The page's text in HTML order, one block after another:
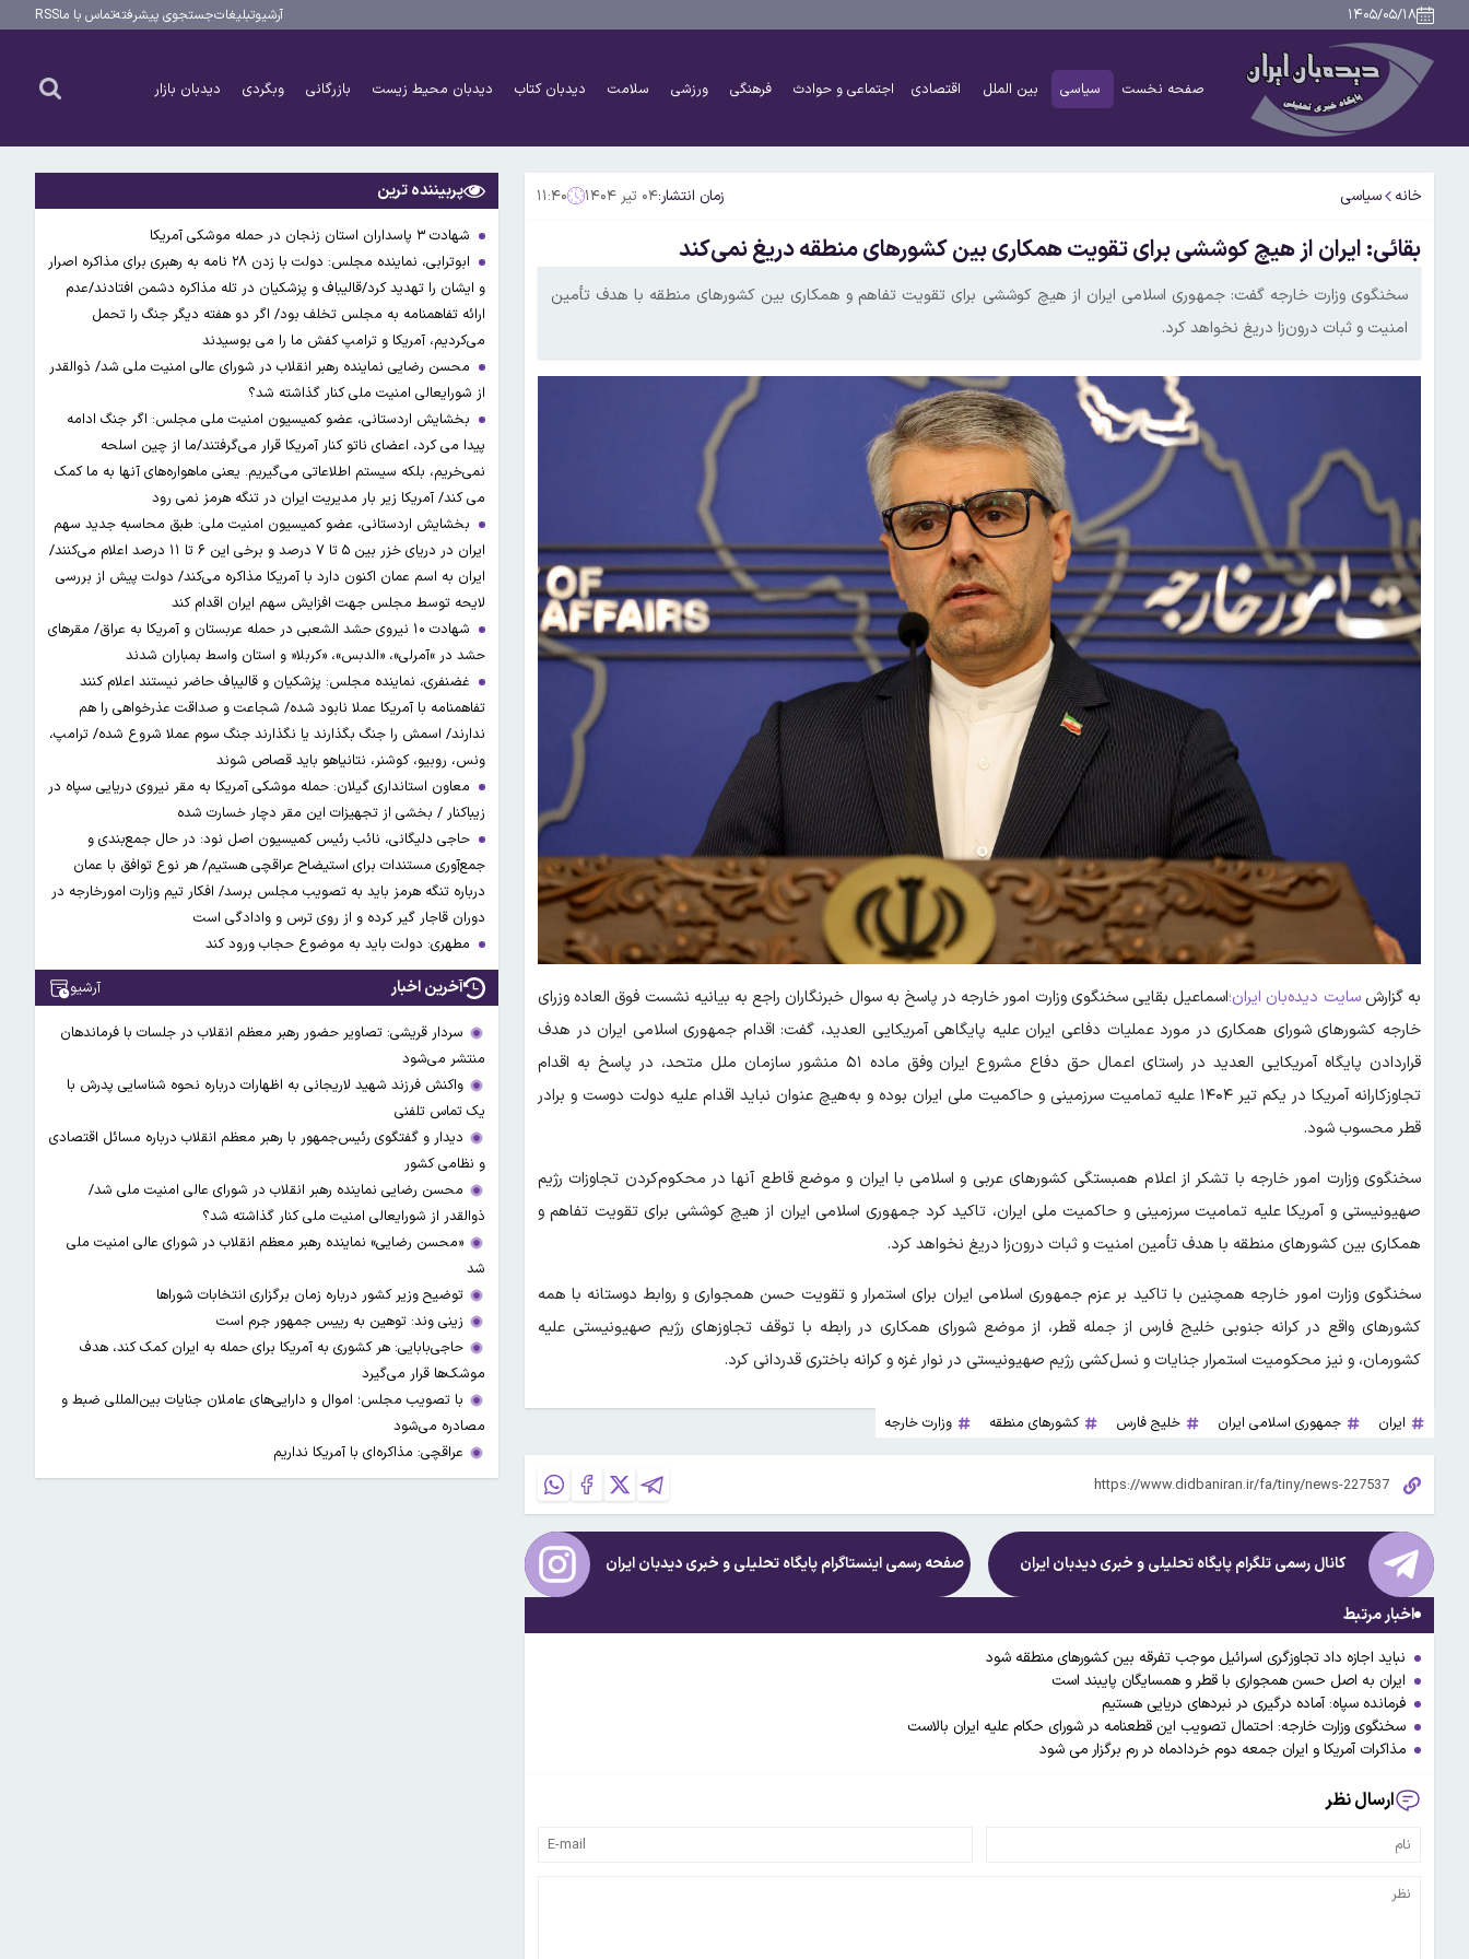
۱۴۰۵/۰۵/۱۸ آرشیوتبلیغاتجستجوی پیشرفتهتماس با ماRSS
صفحه نخست سیاسی بین الملل اقتصادی اجتماعی و حوادث فرهنگی ورزشی سلامت دیدبان کتاب دیدبان محیط زیست بازرگانی وبگردی دیدبان بازار
خانه سیاسی زمان انتشار:۰۴ تیر ۱۴۰۴ ۱۱:۴۰
بقائی: ایران از هیچ کوششی برای تقویت همکاری بین کشورهای منطقه دریغ نمی‌کند
سخنگوی وزارت خارجه گفت: جمهوری اسلامی ایران از هیچ کوششی برای تقویت تفاهم و همکاری بین کشورهای منطقه با هدف تأمین
امنیت و ثبات درون‌زا دریغ نخواهد کرد.
به گزارشسایت دیده‌بان ایران؛اسماعیل بقایی سخنگوی وزارت امور خارجه در پاسخ به سوال خبرنگاران راجع به بیانیه نشست فوق العاده وزرای
خارجه کشورهای شورای همکاری در مورد عملیات دفاعی ایران علیه پایگاهی آمریکایی العدید، گفت: اقدام جمهوری اسلامی ایران در هدف
قراردادن پایگاه آمریکایی العدید در راستای اعمال حق دفاع مشروع ایران وفق ماده ۵۱ منشور سازمان ملل متحد، در پاسخ به اقدام
تجاوزکارانه آمریکا در یکم تیر ۱۴۰۴ علیه تمامیت سرزمینی و حاکمیت ملی ایران بوده و به‌هیچ عنوان نباید اقدام علیه دولت دوست و برادر
قطر محسوب شود.
سخنگوی وزارت امور خارجه با تشکر از اعلام همبستگی کشورهای عربی و اسلامی با ایران و موضع قاطع آنها در محکوم‌کردن تجاوزات رژیم
صهیونیستی و آمریکا علیه تمامیت سرزمینی و حاکمیت ملی ایران، تاکید کرد جمهوری اسلامی ایران از هیچ کوششی برای تقویت تفاهم و
همکاری بین کشورهای منطقه با هدف تأمین امنیت و ثبات درون‌زا دریغ نخواهد کرد.
سخنگوی وزارت امور خارجه همچنین با تاکید بر عزم جمهوری اسلامی ایران برای استمرار و تقویت حسن همجواری و روابط دوستانه با همه
کشورهای واقع در کرانه جنوبی خلیج فارس از جمله قطر، از موضع شورای همکاری در رابطه با توقف تجاوزهای رژیم صهیونیستی علیه
کشورمان، و نیز محکومیت استمرار جنایات و نسل‌‎کشی رژیم صهیونیستی در نوار غزه و کرانه باختری قدردانی کرد.
ایران جمهوری اسلامی ایران خلیج فارس کشورهای منطقه وزارت خارجه
کانال رسمی تلگرام پایگاه تحلیلی و خبریدیدبان ایران صفحه رسمی اینستاگرام پایگاه تحلیلی و خبریدیدبان ایران
اخبار مرتبط
نباید اجازه داد تجاوزگری اسرائیل موجب تفرقه بین کشورهای منطقه شود
ایران به اصل حسن همجواری با قطر و همسایگان پایبند است
فرمانده سپاه: آماده درگیری در نبردهای دریایی هستیم
سخنگوی وزارت خارجه: احتمال تصویب این قطعنامه در شورای حکام علیه ایران بالاست
مذاکرات آمریکا و ایران جمعه دوم خردادماه در رم برگزار می شود
ارسال نظر
پربیننده ترین
شهادت ۳ ‌پاسداران استان زنجان در حمله موشکی آمریکا
ابوترابی، نماینده مجلس: دولت با زدن ۲۸ نامه به رهبری برای مذاکره اصرار
و ایشان را تهدید کرد/قالیباف و پزشکیان در تله مذاکره دشمن افتادند/عدم
ارائه تفاهمنامه به مجلس تخلف بود/ اگر دو هفته دیگر جنگ را تحمل
می‌کردیم، آمریکا و ترامپ کفش ما را می بوسیدند
محسن رضایی نماینده رهبر انقلاب در شورای عالی امنیت ملی شد/ ذوالقدر
از شورایعالی امنیت ملی کنار گذاشته شد؟
بخشایش اردستانی، عضو کمیسیون امنیت ملی مجلس: اگر جنگ ادامه
پیدا می کرد، اعضای ناتو کنار آمریکا قرار می‌گرفتند/ما از چین اسلحه
نمی‌خریم، بلکه سیستم اطلاعاتی می‌گیریم. یعنی ماهواره‌های آنها به ما کمک
می کند/ آمریکا زیر بار مدیریت ایران در تنگه هرمز نمی رود
بخشایش اردستانی، عضو کمیسیون امنیت ملی: طبق محاسبه جدید سهم
ایران در دریای خزر بین ۵ تا ۷ درصد و برخی این ۶ تا ۱۱ درصد اعلام می‌کنند/
ایران به اسم عمان اکنون دارد با آمریکا مذاکره می‌کند/ دولت پیش از بررسی
لایحه توسط مجلس جهت افزایش سهم ایران اقدام کند
شهادت ۱۰ نیروی حشد الشعبی در حمله عربستان و آمریکا به عراق/ مقرهای
حشد در »آمرلی»، «الدبس»، «کربلا« و استان واسط بمباران شدند
غضنفری، نماینده مجلس: پزشکیان و قالیباف حاضر نیستند اعلام کنند
تفاهمنامه با آمریکا عملا نابود شده/ شجاعت و صداقت عذرخواهی را هم
ندارند/ اسمش را جنگ بگذارند یا نگذارند جنگ سوم عملا شروع شده/ ترامپ،
ونس، روبیو، کوشنر، نتانیاهو باید قصاص شوند
معاون استانداری گیلان: حمله موشکی آمریکا به مقر نیروی دریایی سپاه در
زیباکنار / بخشی از تجهیزات این مقر دچار خسارت شده
حاجی دلیگانی، نائب رئیس کمیسیون اصل نود: در حال جمع‌بندی و
جمع‌آوری مستندات برای استیضاح عراقچی هستیم/ هر نوع توافق با عمان
درباره تنگه هرمز باید به تصویب مجلس برسد/ افکار تیم وزارت امورخارجه در
دوران قاجار گیر کرده و از روی ترس و وادادگی است
مطهری: دولت باید به موضوع حجاب ورود کند
آخرین اخبار آرشیو
سردار قریشی: تصاویر حضور رهبر معظم انقلاب در جلسات با فرماندهان
منتشر می‌شود
واکنش فرزند شهید لاریجانی به اظهارات درباره نحوه شناسایی پدرش با
یک تماس تلفنی
دیدار و گفتگوی رئیس‌جمهور با رهبر معظم انقلاب درباره مسائل اقتصادی
و نظامی کشور
محسن رضایی نماینده رهبر انقلاب در شورای عالی امنیت ملی شد/
ذوالقدر از شورایعالی امنیت ملی کنار گذاشته شد؟
«محسن رضایی» نماینده رهبر معظم انقلاب در شورای عالی امنیت ملی
شد
توضیح وزیر کشور درباره زمان برگزاری انتخابات شوراها
زینی وند: توهین به رییس جمهور جرم است
حاجی‌بابایی: هر کشوری به آمریکا برای حمله به ایران کمک کند، هدف
موشک‌ها قرار می‌گیرد
با تصویب مجلس؛ اموال و دارایی‌های عاملان جنایات بین‌المللی ضبط و
مصادره می‌شود
عراقچی: مذاکره‌ای با آمریکا نداریم